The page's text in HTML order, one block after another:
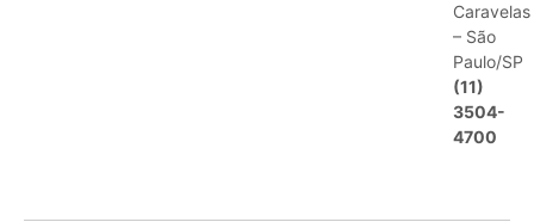
Caravelas
– São
Paulo/SP
(11)
3504-
4700